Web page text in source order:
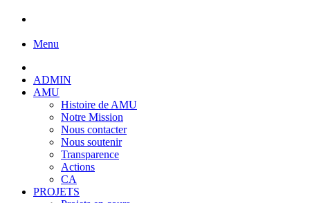
Menu
ADMIN
AMU
Histoire de AMU
Notre Mission
Nous contacter
Nous soutenir
Transparence
Actions
CA
PROJETS